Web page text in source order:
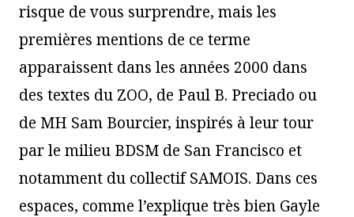
risque de vous surprendre, mais les
premières mentions de ce terme
apparaissent dans les années 2000 dans
des textes du ZOO, de Paul B. Preciado ou
de MH Sam Bourcier, inspirés à leur tour
par le milieu BDSM de San Francisco et
notamment du collectif SAMOIS. Dans ces
espaces, comme l’explique très bien Gayle